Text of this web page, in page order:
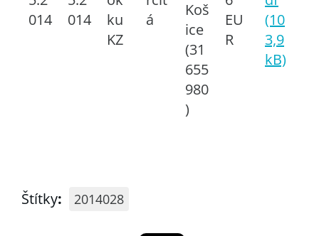
014
014
ku
KZ
á
Koš
ice
(31
655
980
)
EU
R
(10
3,9
kB)
Štítky: 2014028